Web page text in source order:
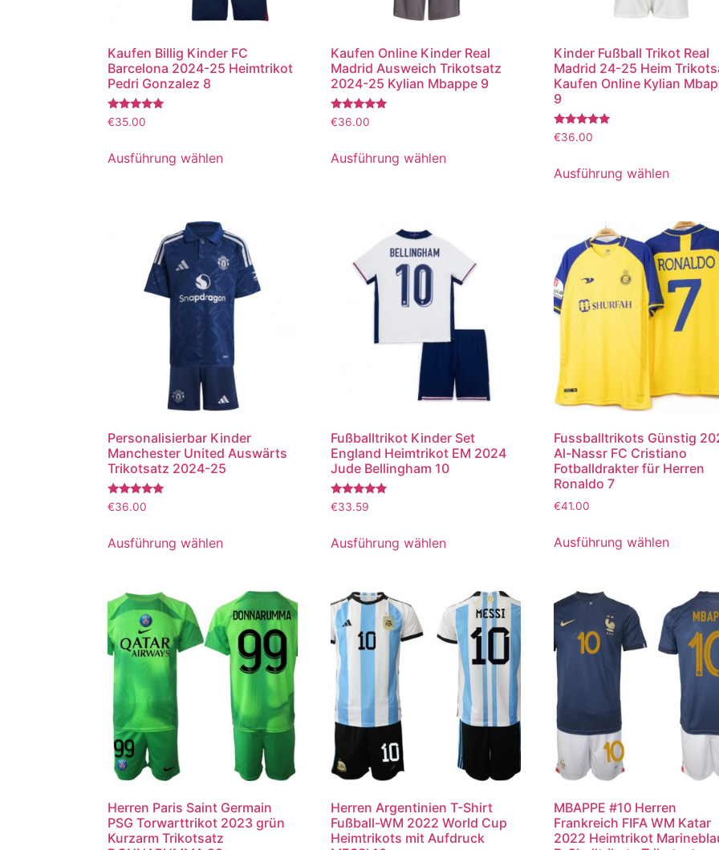
Kaufen Billig Kinder FC
Barcelona 2024-25 Heimtrikot
Pedri Gonzalez 8
Bewertet
mit
von 5
€35.00
Ausführung wählen
Kaufen Online Kinder Real
Madrid Ausweich Trikotsatz
2024-25 Kylian Mbappe 9
Bewertet
mit
von 5
€36.00
Ausführung wählen
Kinder Fußball Trikot Real
Madrid 24-25 Heim
Kaufen Online Kylian
9
Bewertet
mit
von 5
€36.00
Ausführung wählen
Personalisierbar Kinder
Manchester United Auswärts
Trikotsatz 2024-25
Bewertet
mit
von 5
€36.00
Ausführung wählen
Fußballtrikot Kinder Set
England Heimtrikot EM 2024
Jude Bellingham 10
Bewertet
mit
von 5
€33.59
Ausführung wählen
Fussballtrikots Günstig
Al-Nassr FC Cristiano
Fotballdrakter für Herren
Ronaldo 7
€41.00
Ausführung wählen
Herren Paris Saint Germain
PSG Torwarttrikot 2023 grün
Kurzarm Trikotsatz
Herren Argentinien T-Shirt
Fußball-WM 2022 World Cup
Heimtrikots mit Aufdruck
MBAPPE #10 Herren
Frankreich FIFA WM Katar
2022 Heimtrikot